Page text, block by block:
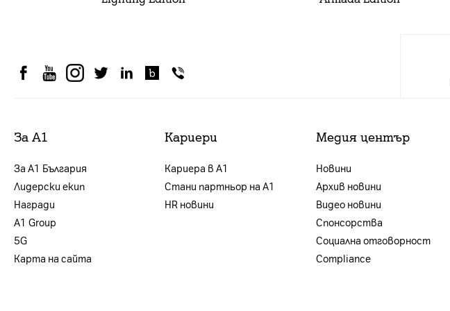
За А1
За А1 България
Лидерски екип
Награди
А1 Group
5G
Карта на сайта
Кариери
Кариера в А1
Стани партньор на А1
HR новини
Медия център
Новини
Архив новини
Видео новини
Спонсорства
Социална отговорност
Compliance